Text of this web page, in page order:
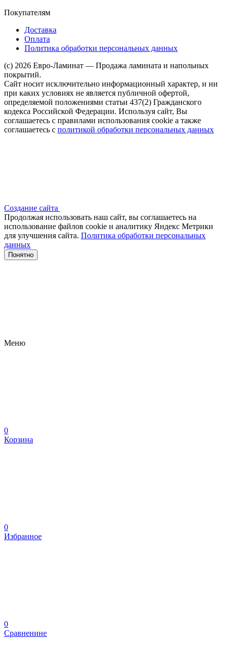
Покупателям
Доставка
Оплата
Политика обработки персональных данных
(c) 2026 Евро-Ламинат — Продажа ламината и напольных
покрытий.
Сайт носит исключительно информационный характер, и ни
при каких условиях не является публичной офертой,
определяемой положениями статьи 437(2) Гражданского
кодекса Российской Федерации. Используя сайт, Вы
соглашаетесь с правилами использования cookie а также
соглашаетесь с политикой обработки персональных данных
Создание сайта
Продолжая использовать наш сайт, вы соглашаетесь на
использование файлов сооkіе и аналитику Яндекс Метрики
для улучшения сайта. Политика обработки персональных
данных
Понятно
Меню
0
Корзина
0
Избранное
0
Сравненине